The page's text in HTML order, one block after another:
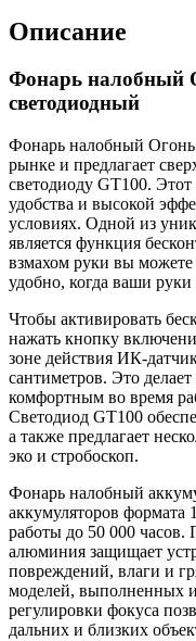
Описание
Фонарь налобный
светодиодный
Фонарь налобный Огонь
рынке и предлагает
светодиоду GT100. Этот
удобства и высокой
условиях. Одной из
является функция
взмахом руки вы
удобно, когда ваши руки
Чтобы активировать
нажать кнопку
зоне действия ИК-
сантиметров. Это
комфортным во время
Светодиод GT100
а также предлагает
эко и стробоскоп.
Фонарь налобный
аккумуляторов формата
работы до 50 000
алюминия защищает
повреждений, влаги и
моделей, выполненных
регулировки фокуса
дальних и близких